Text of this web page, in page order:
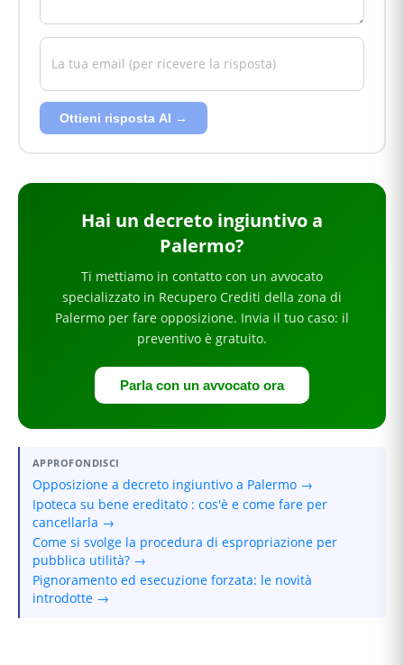
Ottieni risposta AI →
Hai un decreto ingiuntivoa
Palermo?
Ti mettiamo in contatto con un avvocato
specializzato in Recupero Crediti della zona di
Palermo per fare opposizione. Invia il tuo caso: il
preventivo è gratuito.
Parla con un avvocato ora
APPROFONDISCI
Opposizione a decreto ingiuntivo a Palermo →
Ipoteca su bene ereditato : cos'è e come fare per
cancellarla →
Come si svolge la procedura di espropriazione per
pubblica utilità? →
Pignoramento ed esecuzione forzata: le novità
introdotte →